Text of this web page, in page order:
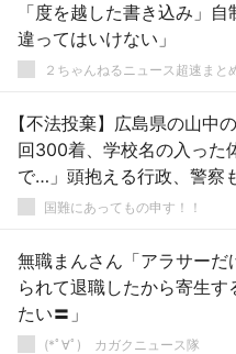
「度を越した書き込み」
違ってはいけない」
２ちゃんねるニュース超速まと
【不法投棄】広島県の山
回300着、学校名の入っ
で…」頭抱える行政、警察
国難にあってもの申す！！
無職まんさん「アラサーだ
られて退職したから寄生す
たい〓」
(*ﾟ∀ﾟ)ゞカガクニュース隊